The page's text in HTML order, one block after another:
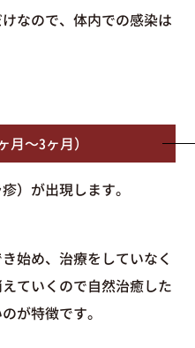
なので、体内での感染は
〜3ヶ月）
）が出現します。
始め、治療をしていなく
ていくので自然治癒した
が特徴です。